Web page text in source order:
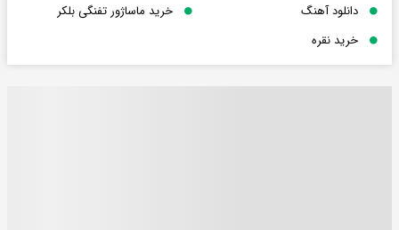
دانلود آهنگ
خرید ماساژور تفنگی بلکر
خرید نقره